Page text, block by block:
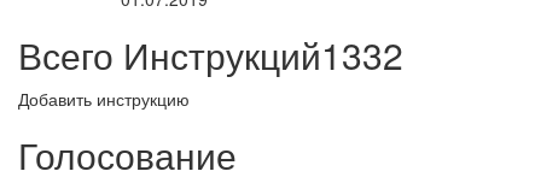
Всего Инструкций1332
Добавить инструкцию
Голосование